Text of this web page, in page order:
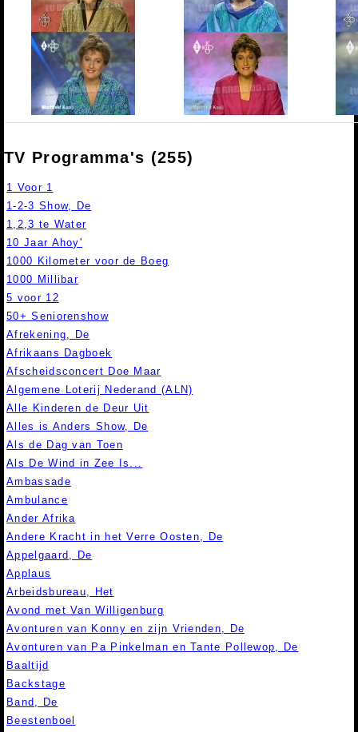
TV Programma's (255)
1 Voor 1
1-2-3 Show, De
1,2,3 te Water
10 Jaar Ahoy'
1000 Kilometer voor de Boeg
1000 Millibar
5 voor 12
50+ Seniorenshow
Afrekening, De
Afrikaans Dagboek
Afscheidsconcert Doe Maar
Algemene Loterij Nederand (ALN)
Alle Kinderen de Deur Uit
Alles is Anders Show, De
Als de Dag van Toen
Als De Wind in Zee Is...
Ambassade
Ambulance
Ander Afrika
Andere Kracht in het Verre Oosten, De
Appelgaard, De
Applaus
Arbeidsbureau, Het
Avond met Van Willigenburg
Avonturen van Konny en zijn Vrienden, De
Avonturen van Pa Pinkelman en Tante Pollewop, De
Baaltijd
Backstage
Band, De
Beestenboel